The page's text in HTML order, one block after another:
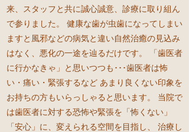
来、スタッフと共に誠心誠意、診療に取り組ん
で参りました。 健康な歯が虫歯になってしまい
ますと風邪などの病気と違い自然治癒の見込み
はなく、悪化の一途を辿るだけです。 「歯医者
に行かなきゃ」と思いつつも･･･歯医者は怖
い・痛い・緊張するなど あまり良くない印象を
お持ちの方もいらっしゃると思います。 当院で
は歯医者に対する恐怖や緊張を「怖くない」
「安心」に、変えられる空間を目指し、 治療し